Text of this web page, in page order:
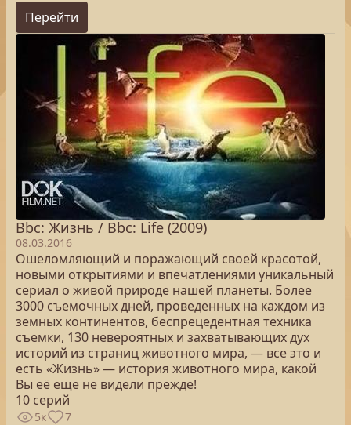
Перейти
Bbc: Жизнь / Bbc: Life (2009)
08.03.2016
Ошеломляющий и поражающий своей красотой,
новыми открытиями и впечатлениями уникальный
сериал о живой природе нашей планеты. Более
3000 съемочных дней, проведенных на каждом из
земных континентов, беспрецедентная техника
съемки, 130 невероятных и захватывающих дух
историй из страниц животного мира, — все это и
есть «Жизнь» — история животного мира, какой
Вы её еще не видели прежде!
10 серий
5к 7